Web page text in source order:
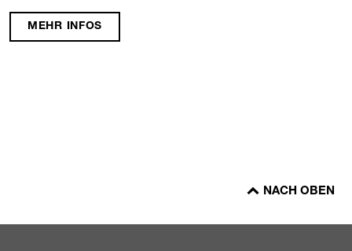
Maschinen zu entwickeln.
MEHR INFOS
NACH OBEN